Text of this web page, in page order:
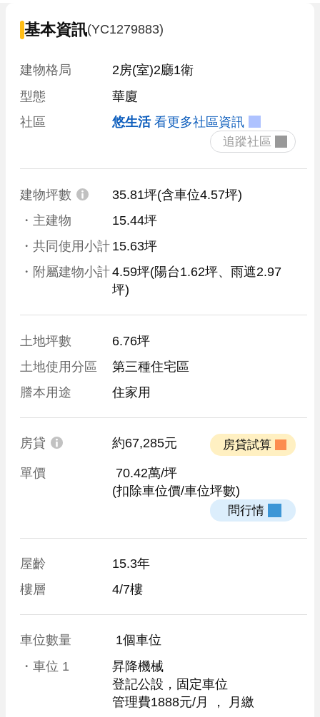
基本資訊(YC1279883)
建物格局
2房(室)2廳1衛
型態
華廈
社區
悠生活 看更多社區資訊
建物坪數 35.81坪(含車位4.57坪)
・主建物
15.44坪
・共同使用小計 15.63坪
・附屬建物小計4.59坪(陽台1.62坪、雨遮2.97
坪)
土地坪數
6.76坪
土地使用分區
第三種住宅區
謄本用途
住家用
房貸 約67,285元
單價
70.42萬/坪
(扣除車位價/車位坪數)
屋齡
15.3年
樓層
4/7樓
車位數量
1個車位
・車位 1
昇降機械
登記公設，固定車位
管理費1888元/月
， 月繳